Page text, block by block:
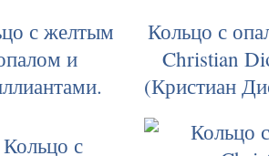
с желтым
и
Кольцо с
Christian
(Кристиан